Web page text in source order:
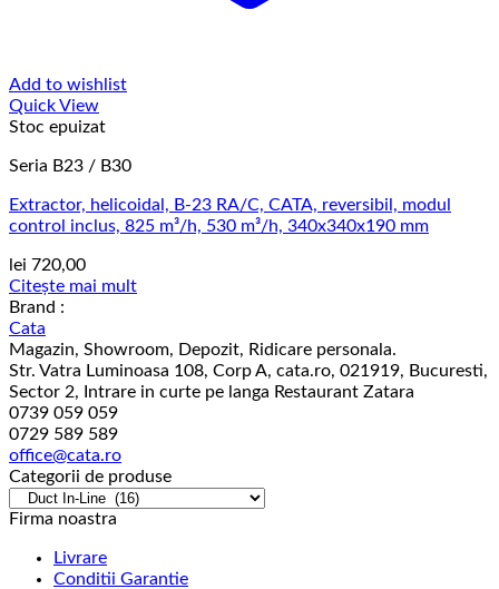
Add to wishlist
Quick View
Stoc epuizat
Seria B23 / B30
Extractor, helicoidal, B-23 RA/C, CATA, reversibil, modul
control inclus, 825 m³/h, 530 m³/h, 340x340x190 mm
lei 720,00
Citește mai mult
Brand :
Cata
Magazin, Showroom, Depozit, Ridicare personala.
Str. Vatra Luminoasa 108, Corp A, cata.ro, 021919, Bucuresti,
Sector 2, Intrare in curte pe langa Restaurant Zatara
0739 059 059
0729 589 589
office@cata.ro
Categorii de produse
Firma noastra
Livrare
Conditii Garantie